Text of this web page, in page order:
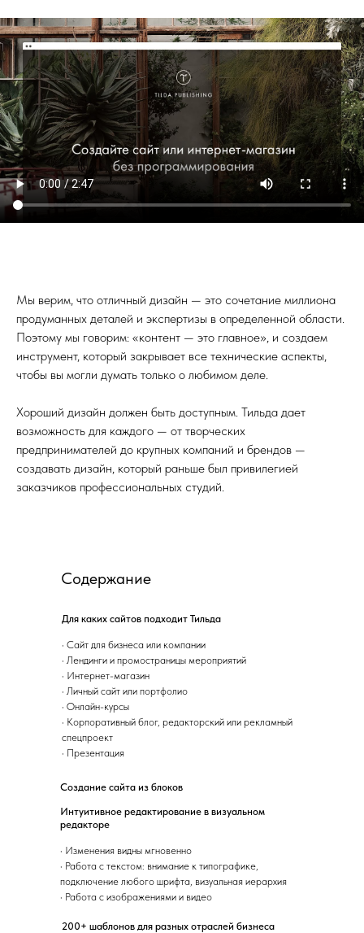
Мы верим, что отличный дизайн — это сочетание миллиона
продуманных деталей и экспертизы в определенной области.
Поэтому мы говорим: «контент — это главное», и создаем
инструмент, который закрывает все технические аспекты,
чтобы вы могли думать только о любимом деле.
Хороший дизайн должен быть доступным. Тильда дает
возможность для каждого — от творческих
предпринимателей до крупных компаний и брендов —
создавать дизайн, который раньше был привилегией
заказчиков профессиональных студий.
Интуитивное редактирование в визуальном
редакторе
· Изменения видны мгновенно
· Работа с текстом: внимание к типографике,
подключение любого шрифта, визуальная иерархия
· Работа с изображениями и видео
200+ шаблонов для разных отраслей бизнеса
Содержание
Для каких сайтов подходит Тильда
· Сайт для бизнеса или компании
· Лендинги и промостраницы мероприятий
· Интернет-магазин
· Личный сайт или портфолио
· Онлайн-курсы
· Корпоративный блог, редакторский или рекламный
спецпроект
· Презентация
Создание сайта из блоков